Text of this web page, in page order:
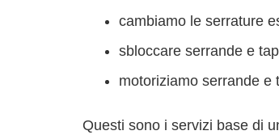
cambiamo le serrature
sbloccare serrande e
motoriziamo serrande e
Questi sono i servizi base di